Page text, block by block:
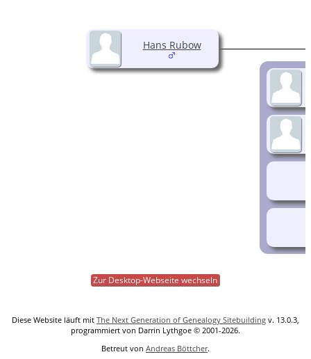
Hans Rubow
Zur Desktop-Webseite wechseln
Diese Website läuft mit The Next Generation of Genealogy Sitebuilding v. 13.0.3,
programmiert von Darrin Lythgoe © 2001-2026.
Betreut von Andreas Böttcher.